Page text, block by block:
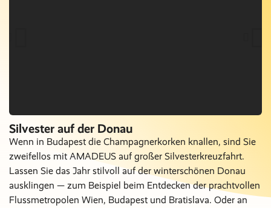
Silvester auf der Donau
Wenn in Budapest die Champagnerkorken knallen, sind Sie
zweifellos mit AMADEUS auf großer Silvesterkreuzfahrt.
Lassen Sie das Jahr stilvoll auf der winterschönen Donau
ausklingen — zum Beispiel beim Entdecken der prachtvollen
Flussmetropolen Wien, Budapest und Bratislava. Oder an